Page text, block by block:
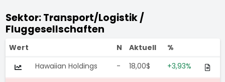
Sektor: Transport/Logistik /
Fluggesellschaften
Wert N Aktuell
%
Hawaiian Holdings
- 18,00$ +3,93%